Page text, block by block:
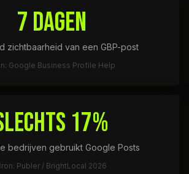
7 dagen
zichtbaarheid van een GBP-post
Google Business Profile Help
17%
bedrijven gebruikt Google Posts
Publer / BrightLocal 2026